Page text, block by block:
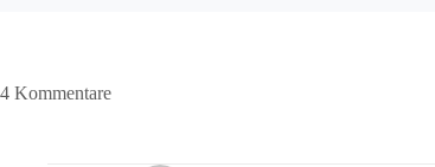
4 Kommentare